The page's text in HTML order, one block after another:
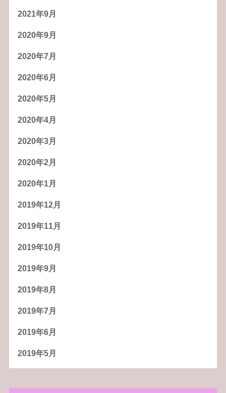
2021年9月
2020年9月
2020年7月
2020年6月
2020年5月
2020年4月
2020年3月
2020年2月
2020年1月
2019年12月
2019年11月
2019年10月
2019年9月
2019年8月
2019年7月
2019年6月
2019年5月